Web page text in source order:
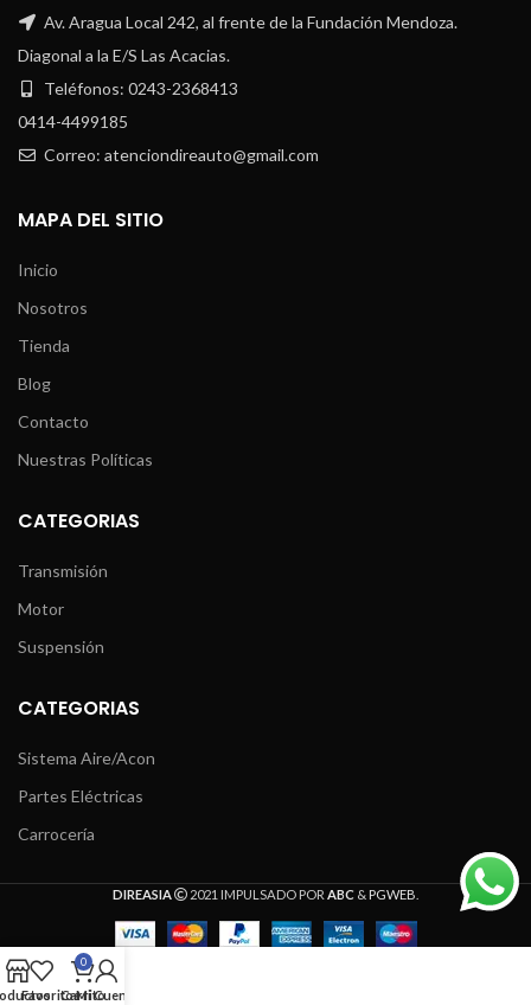
Av. Aragua Local 242, al frente de la Fundación Mendoza.
Diagonal a la E/S Las Acacias.
Teléfonos: 0243-2368413
0414-4499185
Correo: atenciondireauto@gmail.com
MAPA DEL SITIO
Inicio
Nosotros
Tienda
Blog
Contacto
Nuestras Políticas
CATEGORIAS
Transmisión
Motor
Suspensión
CATEGORIAS
Sistema Aire/Acon
Partes Eléctricas
Carrocería
DIREASIA 2021 IMPULSADO POR ABC &PGWEB
Favoritos
0
Carrito
Mi Cuenta